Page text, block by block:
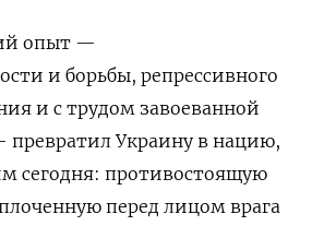
опыт —
и борьбы, репрессивного
и с трудом завоеванной
Украину в нацию,
сегодня: противостоящую
перед лицом врага